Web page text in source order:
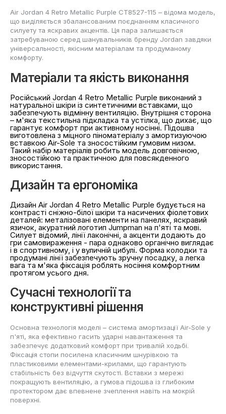
Air Jordan 4 Retro Metallic Purple CT8527-115 – відома модель,
що виділяється збалансованим поєднанням класичного
силуету та яскравих акцентів. Ця пара залишається
затребуваною серед шанувальників бренду Jordan завдяки
універсальності, якісним матеріалам та продуманому
комфорту.
Матеріали та якість виконання
Російський Jordan 4 Retro Metallic Purple виконаний з
натуральної шкіри із синтетичними вставками, що
забезпечують відмінну вентиляцію. Внутрішня сторона
– м'яка текстильна підкладка та устілка, що дихає, що
гарантує комфорт при активному носінні. Підошва
виготовлена з міцного піноматеріалу з амортизуючою
вставкою Air-Sole та зносостійким гумовим низом.
Такий набір матеріалів робить модель довговічною,
зносостійкою та практичною для повсякденного
використання.
Дизайн та ергономіка
Дизайн Air Jordan 4 Retro Metallic Purple будується на
контрасті сніжно-білої шкіри та насичених фіолетових
деталей: металізовані елементи на панелях, яскравий
язичок, акуратний логотип Jumpman на п'яті та мові.
Силует відомий, лінії лаконічні, а акценти додають до
гри самовираження - пара однаково органічно виглядає
і в спортивному, і у вуличній цибулі. Форма колодки та
продумані лінії забезпечують зручну посадку, а легка
вага та м'яка фіксація роблять носіння комфортним
протягом усього дня.
Сучасні технології та
конструктивні рішення
Основна технологія моделі – система амортизації Air-Sole у
п'яті, яка ефективно гасить ударні навантаження та
забезпечує додатковий комфорт при тривалій ходьбі.
Фіксація стопи посилена класичним шнурівкою та
пластиковими елементами-крилами, що гарантують
стабільність без відчуття скутості. Вставки з мережі
покращують вентиляцію, а гумова підошва із глибоким
протектором дає впевнене зчеплення навіть на мокрій
поверхні.